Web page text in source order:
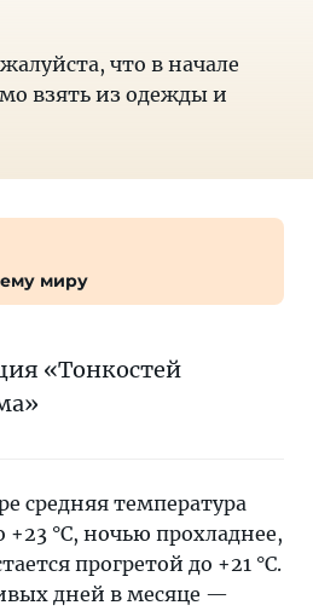
что в начале
взять из одежды и
миру
«Тонкостей
средняя температура
°C, ночью прохладнее,
прогретой до +21 °C.
дней в месяце —